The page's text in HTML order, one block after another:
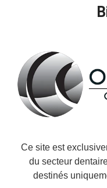
Éponges
stériles - Boîte de 20
79,00 €
Ajouter Au Panier
Ce site est
du secteur
destinés